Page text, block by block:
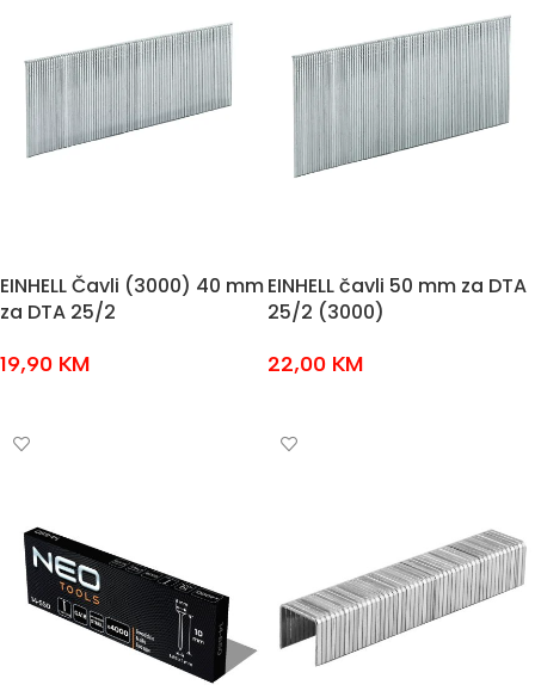
EINHELL Čavli (3000) 40 mm
za DTA 25/2
19,90 KM
EINHELL čavli 50 mm za DTA
25/2 (3000)
22,00 KM